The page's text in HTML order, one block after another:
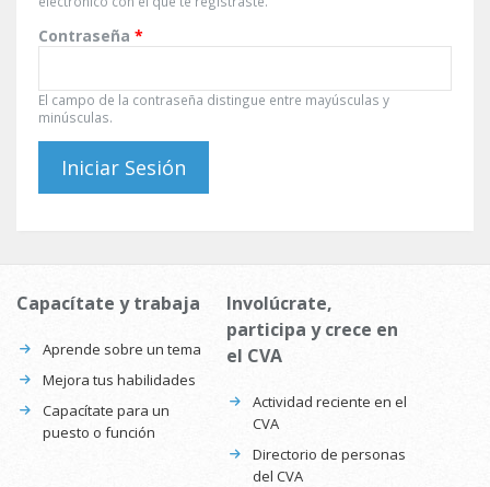
Contraseña *
El campo de la contraseña distingue entre mayúsculas y
minúsculas.
Capacítate y trabaja
Aprende sobre un tema
Mejora tus habilidades
Capacítate para un
puesto o función
Involúcrate,
participa y crece en
el CVA
Actividad reciente en el
CVA
Directorio de personas
del CVA